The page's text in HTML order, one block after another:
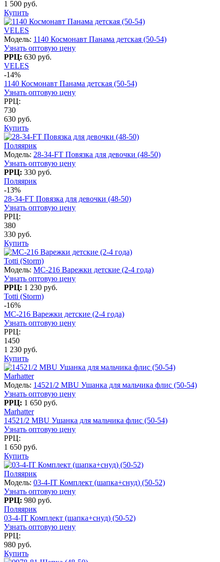
1 500 руб.
Купить
VELES
Модель: 1140 Космонавт Панама детская (50-54)
Узнать оптовую цену
РРЦ: 630 руб.
VELES
-14%
1140 Космонавт Панама детская (50-54)
Узнать оптовую цену
РРЦ:
730
630 руб.
Купить
Поляярик
Модель: 28-34-FT Повязка для девочки (48-50)
Узнать оптовую цену
РРЦ: 330 руб.
Поляярик
-13%
28-34-FT Повязка для девочки (48-50)
Узнать оптовую цену
РРЦ:
380
330 руб.
Купить
Totti (Storm)
Модель: MC-216 Варежки детские (2-4 года)
Узнать оптовую цену
РРЦ: 1 230 руб.
Totti (Storm)
-16%
MC-216 Варежки детские (2-4 года)
Узнать оптовую цену
РРЦ:
1450
1 230 руб.
Купить
Marhatter
Модель: 14521/2 MBU Ушанка для мальчика флис (50-54)
Узнать оптовую цену
РРЦ: 1 650 руб.
Marhatter
14521/2 MBU Ушанка для мальчика флис (50-54)
Узнать оптовую цену
РРЦ:
1 650 руб.
Купить
Поляярик
Модель: 03-4-IT Комплект (шапка+снуд) (50-52)
Узнать оптовую цену
РРЦ: 980 руб.
Поляярик
03-4-IT Комплект (шапка+снуд) (50-52)
Узнать оптовую цену
РРЦ:
980 руб.
Купить